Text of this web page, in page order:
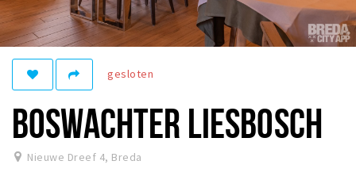
Recreatief
Winkels
Winkelgebieden
Bezienswaardigheden
Musea, theaters & podia
gesloten
BOSWACHTER LIESBOSCH
Nieuwe Dreef 4, Breda